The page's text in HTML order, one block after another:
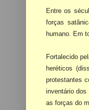
Entre os
forças
humano. Em
Fortalecido
heréticos
protestantes
inventário
as forças do